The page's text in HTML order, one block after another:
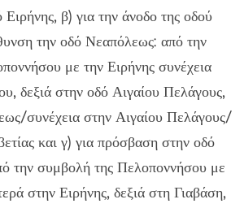
Ειρήνης, β) για την άνοδο της οδού
την οδό Νεαπόλεως: από την
με την Ειρήνης συνέχεια
δεξιά στην οδό Αιγαίου Πελάγους,
/συνέχεια στην Αιγαίου Πελάγους/
και γ) για πρόσβαση στην οδό
την συμβολή της Πελοποννήσου με
στην Ειρήνης, δεξιά στη Γιαβάση,